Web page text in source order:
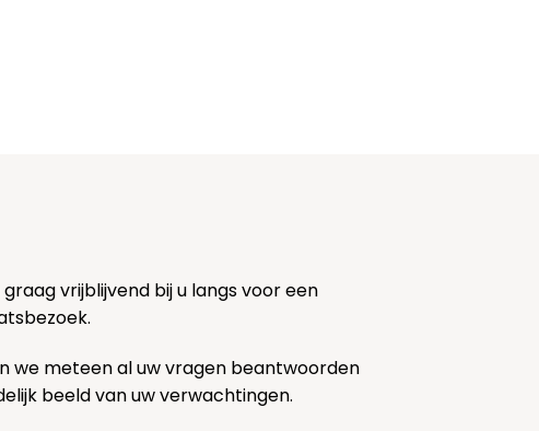
vrijblijvend bij u langs voor een
we meteen al uw vragen beantwoorden
beeld van uw verwachtingen.